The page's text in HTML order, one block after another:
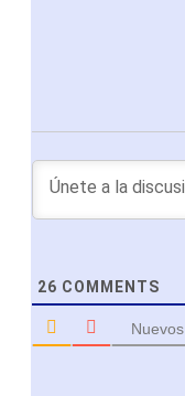
26 COMMENTS
Nuevos